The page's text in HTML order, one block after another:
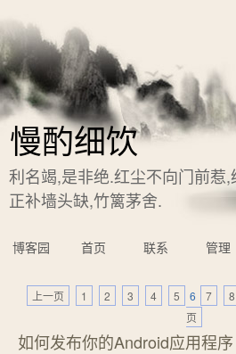
慢酌细饮
利名竭,是非绝.红尘不向门前惹
正补墙头缺,竹篱茅舍.
博客园 首页 联系 管理
上一页 1 2 3 4 5 6 7 8
页
如何发布你的Android应用程序